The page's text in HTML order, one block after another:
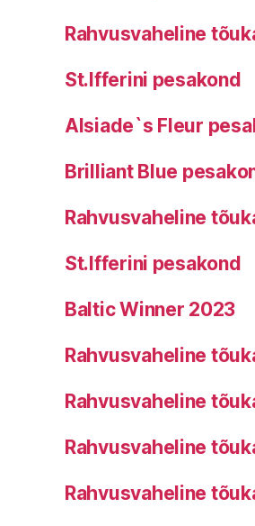
Rahvusvaheline
St.Ifferini pesakond
Alsiade`s Fleur
Brilliant Blue
Rahvusvaheline
St.Ifferini pesakond
Baltic Winner 2023
Rahvusvaheline
Rahvusvaheline
Rahvusvaheline
Rahvusvaheline